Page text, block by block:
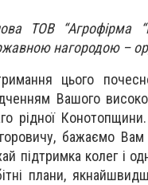
ТОВ “Агрофірма
нагородою –
цього
Вашого
рідної
бажаємо Вам
підтримка колег і
плани,